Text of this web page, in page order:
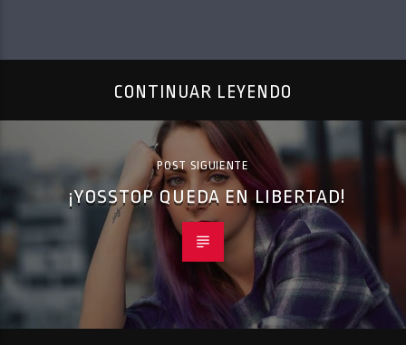
CONTINUAR LEYENDO
POST SIGUIENTE
¡YOSSTOP QUEDA EN LIBERTAD!